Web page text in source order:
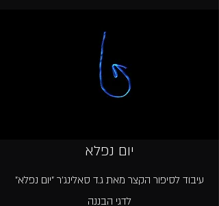
יום נפלא
"עיבוד לסיפור הקצר מאת ג.ד סאלינג'ר "יום נפלא
לדגי הבננה